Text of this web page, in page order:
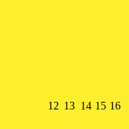
12 12.
1313.
1414.
1515.
16